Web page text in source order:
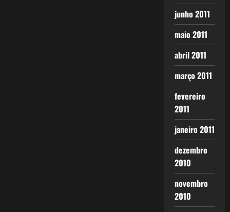
junho 2011
maio 2011
abril 2011
março 2011
fevereiro
2011
janeiro 2011
dezembro
2010
novembro
2010